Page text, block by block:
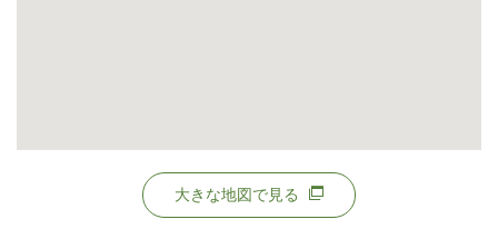
大きな地図で見る